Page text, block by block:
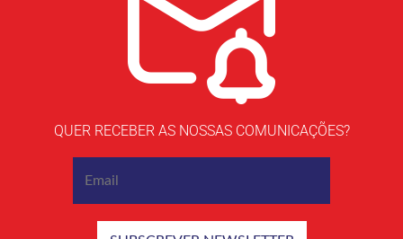
QUER RECEBER AS NOSSAS COMUNICAÇÕES?